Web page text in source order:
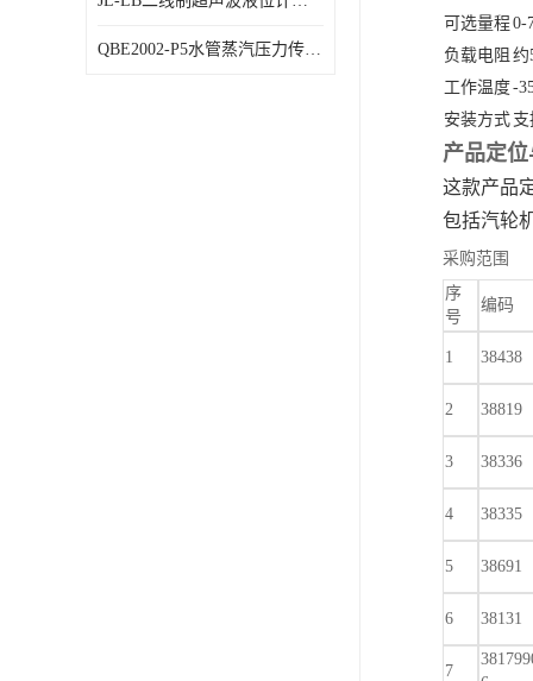
QBE2002-P5水管蒸汽压力传感器西门子产品技术规格
可选量程0-
负载电阻 约
工作温度-
安装方式
产品定
这款产品
包括汽轮
采购范围
序
号
编码
1 38438
2 38819
3 38336
4 38335
5 38691
6 38131
7